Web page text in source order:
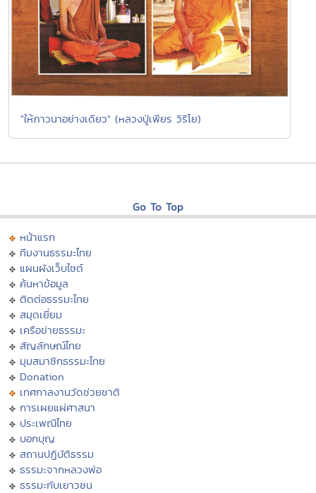
"ให้ภาวนาอย่างเดียว" (หลวงปู่เพียร วิริโย)
Go To Top
หน้าแรก
ทีมงานธรรมะไทย
แผนผังเว็บไซต์
ค้นหาข้อมูล
ติดต่อธรรมะไทย
สมุดเยี่ยม
เครือข่ายธรรมะ
สัญลักษณ์ไทย
มุมสมาชิกธรรมะไทย
Donation
เทศกาลงานวัดช่วยชาติ
การเผยแผ่ศาสนา
ประเพณีไทย
บอกบุญ
สถานปฏิบัติธรรม
ธรรมะจากหลวงพ่อ
ธรรมะกับเยาวชน